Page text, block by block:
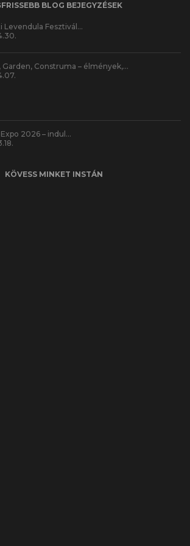
BLOG BEJEGYZÉSEK
Levendula Fesztivál…
Garden, Construma – élmények,…
2026 – indul…
KÖVESS MINKET INSTÁN